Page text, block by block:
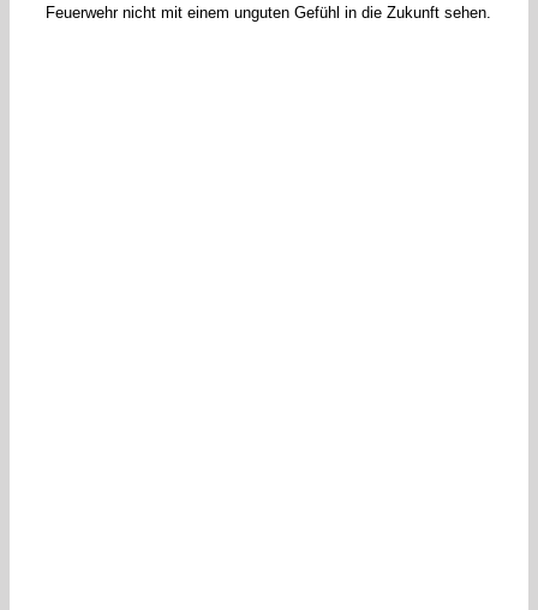
Feuerwehr nicht mit einem unguten Gefühl in die Zukunft sehen.